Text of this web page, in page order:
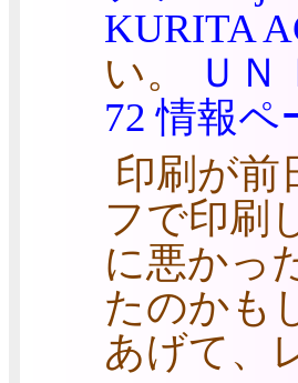
KURITA
い。
Ｕ
72 情報ペ
印刷が前
フで印刷
に悪かっ
たのかも
あげて、